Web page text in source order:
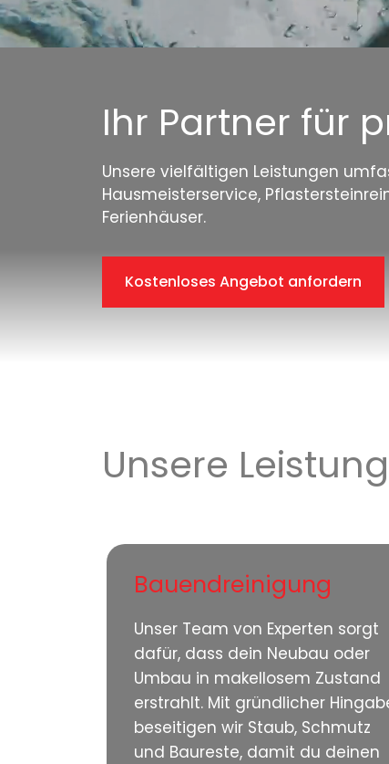
Ihr Partner für
Unsere vielfältigen Leistungen
Hausmeisterservice,
Ferienhäuser.
Kostenloses Angebot anfordern
Unsere
Bauendreinigung
Unser Team von Experten sorgt
dafür, dass dein Neubau oder
Umbau in makellosem Zustand
erstrahlt. Mit gründlicher
beseitigen wir Staub, Schmutz
und Baureste, damit du deinen